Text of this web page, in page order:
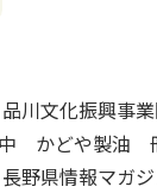
川文化振興事
中 かどや製油
野県情報マガ